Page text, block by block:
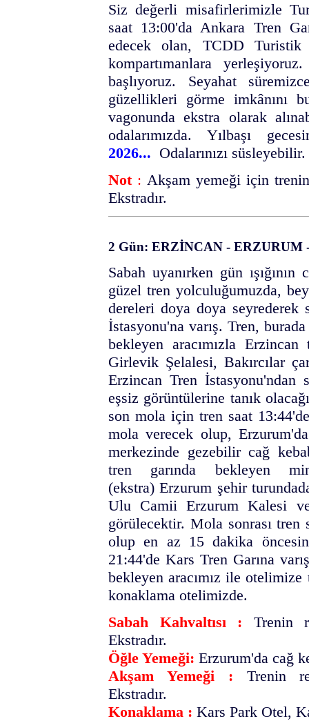
Siz değerli misafirlerimizle
saat 13:00'da Ankara Tren
edecek olan, TCDD Turistik
kompartımanlara
başlıyoruz. Seyahat
güzellikleri görme imkânını
vagonunda ekstra olarak
odalarımızda. Yılbaşı
2026... Odalarınızı
Not : Akşam yemeği için
Ekstradır.
2 Gün: ERZİNCAN - ERZURUM
Sabah uyanırken gün
güzel tren yolculuğumuzda,
dereleri doya doya seyrederek
İstasyonu'na varış. Tren,
bekleyen aracımızla
Girlevik Şelalesi, Bakırcılar
Erzincan Tren İstasyonu'ndan
eşsiz görüntülerine tanık
son mola için tren saat
mola verecek olup,
merkezinde gezebilir cağ
tren garında bekleyen
(ekstra) Erzurum şehir
Ulu Camii Erzurum Kalesi
görülecektir. Mola sonrası tren
olup en az 15 dakika
21:44'de Kars Tren Garına
bekleyen aracımız ile otelimize
konaklama otelimizde.
Sabah Kahvaltısı : Trenin
Ekstradır.
Öğle Yemeği: Erzurum'da cağ
Akşam Yemeği : Trenin
Ekstradır.
Konaklama : Kars Park Otel,